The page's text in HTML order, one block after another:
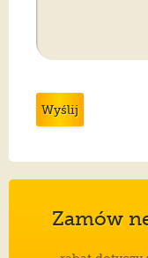
Wyślij
Zamów